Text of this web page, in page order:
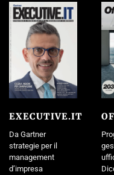
EXECUTIVE.IT
Da Gartner
strategie per il
management
d’impresa